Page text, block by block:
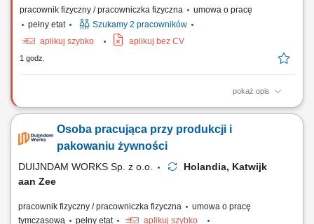
pracownik fizyczny / pracowniczka fizyczna
umowa o pracę
pełny etat
Szukamy 2 pracowników
aplikuj szybko
aplikuj bez CV
1 godz.
pokaż opis
Opis stanowiska Obsługa transportu wewnętrznego w zakładzie
widłowych. Przyjmowanie dostaw surowców oraz komponentów i
sprawdzanie ich stanu faktycznego. Wprowadzanie danych
Osoba pracująca przy produkcji i
pakowaniu żywności
DUIJNDAM WORKS Sp. z o.o.
Holandia, Katwijk
aan Zee
pracownik fizyczny / pracowniczka fizyczna
umowa o pracę
tymczasową
pełny etat
aplikuj szybko